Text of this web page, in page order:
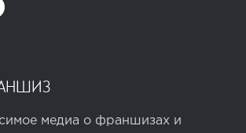
медиа о франшизах и